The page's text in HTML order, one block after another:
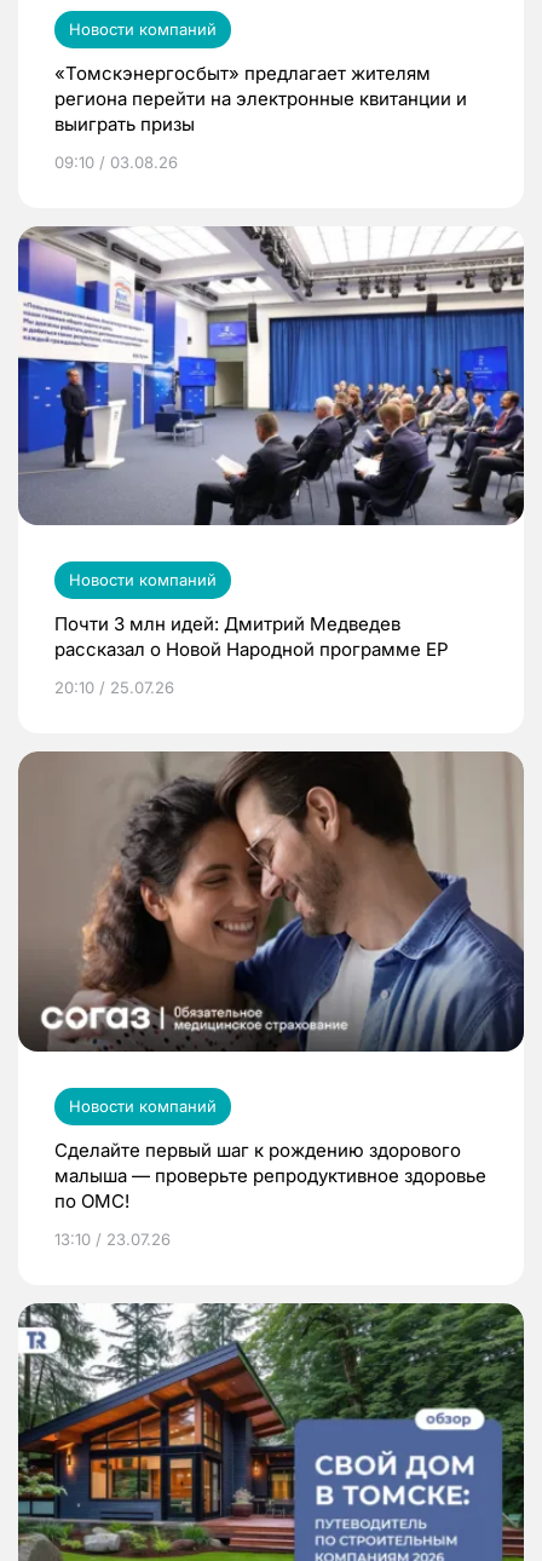
Новости компаний
«Томскэнергосбыт» предлагает жителям
региона перейти на электронные квитанции и
выиграть призы
09:10 / 03.08.26
Новости компаний
Почти 3 млн идей: Дмитрий Медведев
рассказал о Новой Народной программе ЕР
20:10 / 25.07.26
Новости компаний
Сделайте первый шаг к рождению здорового
малыша — проверьте репродуктивное здоровье
по ОМС!
13:10 / 23.07.26